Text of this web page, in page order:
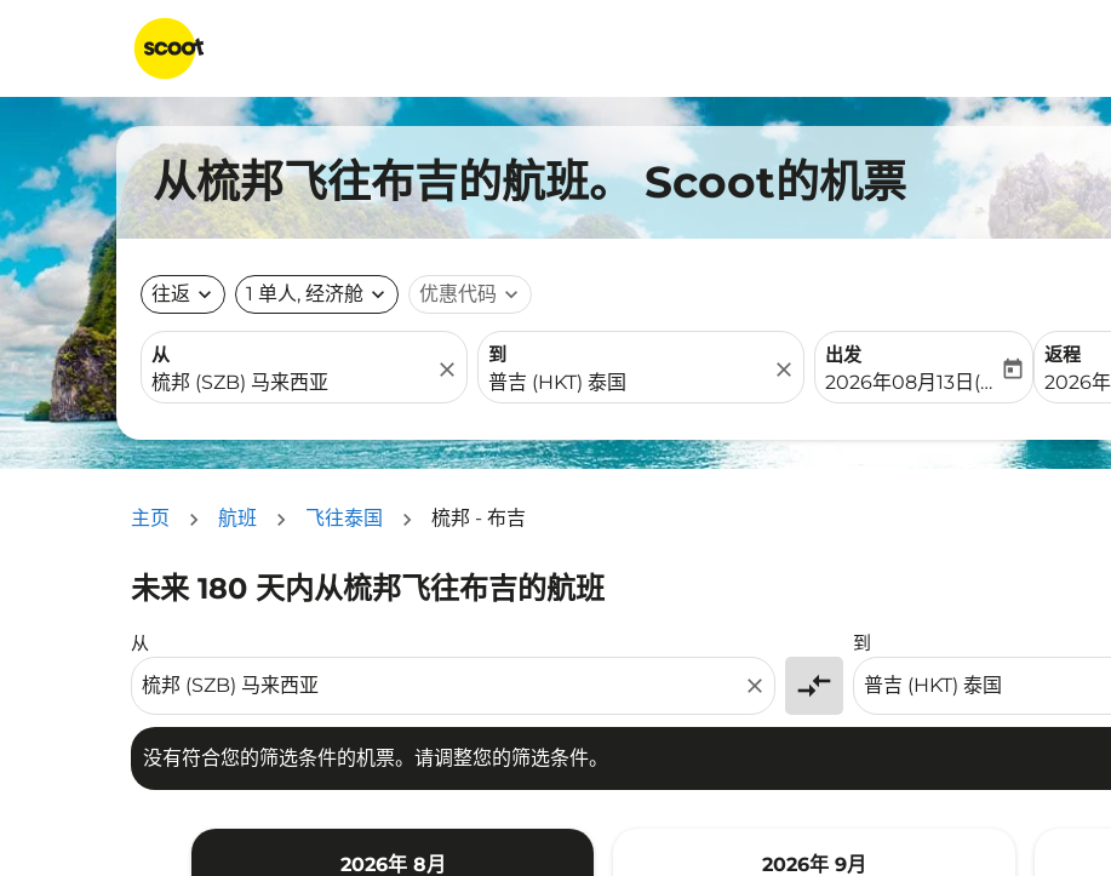
从梳邦飞往布吉的航班。 Scoot的机票
往返 expand_more 1 单人, 经济舱 expand_more 优惠代码 expand_more
从
close
到
close
出发
fc-booking-departure-date-
2026年08月13日(周四)
today
返程
fc-
2026
主页 航班 飞往泰国 梳邦 - 布吉
未来 180 天内从梳邦飞往布吉的航班
从
close compare_arrows
到
没有符合您的筛选条件的机票。请调整您的筛选条件。
没有符合您的筛选条件的机票。请调整您的筛选条件。
2026年 8月
2026年 9月